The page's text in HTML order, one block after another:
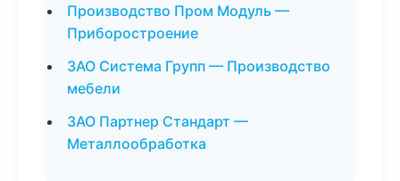
Производство Пром Модуль —
Приборостроение
ЗАО Система Групп — Производство
мебели
ЗАО Партнер Стандарт —
Металлообработка